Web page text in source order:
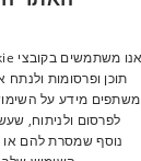
ENGLISH
SERBIA
HEBREW
RUSSIAN
תוכן ופרסומות
משתפים מידע על
לפרסום ולניתוח,
נוסף שמסרת להם